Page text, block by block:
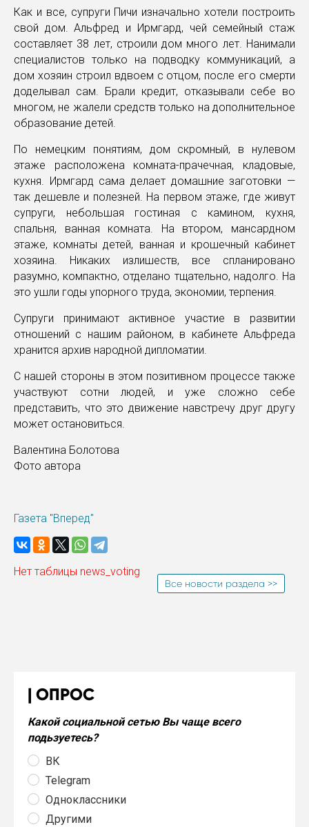
Как и все, супруги Пичи изначально хотели построить
свой дом. Альфред и Ирмгард, чей семейный стаж
составляет 38 лет, строили дом много лет. Нанимали
специалистов только на подводку коммуникаций, а
дом хозяин строил вдвоем с отцом, после его смерти
доделывал сам. Брали кредит, отказывали себе во
многом, не жалели средств только на дополнительное
образование детей.
По немецким понятиям, дом скромный, в нулевом
этаже расположена комната-прачечная, кладовые,
кухня. Ирмгард сама делает домашние заготовки —
так дешевле и полезней. На первом этаже, где живут
супруги, небольшая гостиная с камином, кухня,
спальня, ванная комната. На втором, мансардном
этаже, комнаты детей, ванная и крошечный кабинет
хозяина. Никаких излишеств, все спланировано
разумно, компактно, отделано тщательно, надолго. На
это ушли годы упорного труда, экономии, терпения.
Супруги принимают активное участие в развитии
отношений с нашим районом, в кабинете Альфреда
хранится архив народной дипломатии.
С нашей стороны в этом позитивном процессе также
участвуют сотни людей, и уже сложно себе
представить, что это движение навстречу друг другу
может остановиться.
Валентина Болотова
Фото автора
Газета "Вперед"
Нет таблицы news_voting
Все новости раздела >>
ОПРОС
Какой социальной сетью Вы чаще всего
подьзуетесь?
ВК
Telegram
Одноклассники
Другими